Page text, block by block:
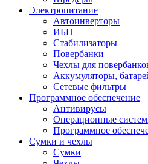
Электропитание
Автоинверторы
ИБП
Стабилизаторы
Повербанки
Чехлы для
Аккумуляторы,
Сетевые фильтры
Программное обеспечение
Антивирусы
Операционные
Программное
Сумки и чехлы
Сумки